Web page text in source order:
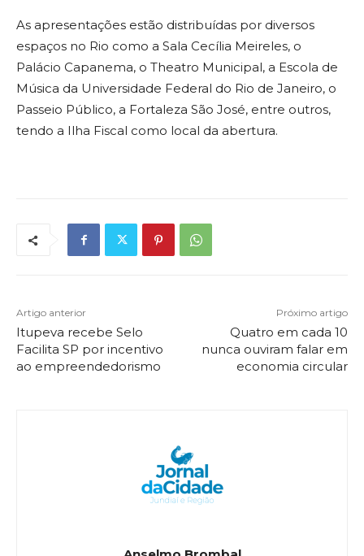
As apresentações estão distribuídas por diversos
espaços no Rio como a Sala Cecília Meireles, o
Palácio Capanema, o Theatro Municipal, a Escola de
Música da Universidade Federal do Rio de Janeiro, o
Passeio Público, a Fortaleza São José, entre outros,
tendo a Ilha Fiscal como local da abertura.
Artigo anterior
Itupeva recebe Selo
Facilita SP por incentivo
ao empreendedorismo
Próximo artigo
Quatro em cada 10
nunca ouviram falar em
economia circular